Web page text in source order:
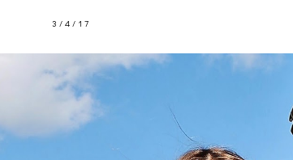
3/4/17